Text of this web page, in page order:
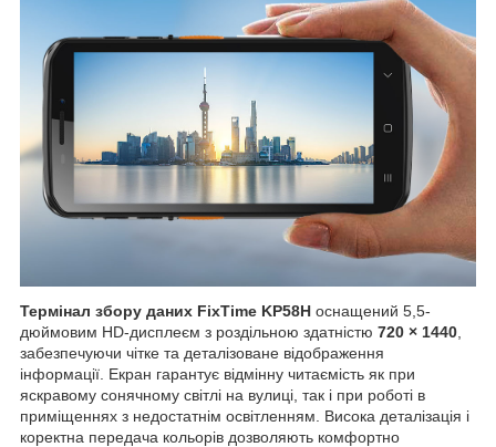
Термінал збору даних FixTime KP58H оснащений 5,5-
дюймовим HD-дисплеєм з роздільною здатністю 720 × 1440
забезпечуючи чітке та деталізоване відображення
інформації. Екран гарантує відмінну читаємість як при
яскравому сонячному світлі на вулиці, так і при роботі в
приміщеннях з недостатнім освітленням. Висока деталізація і
коректна передача кольорів дозволяють комфортно